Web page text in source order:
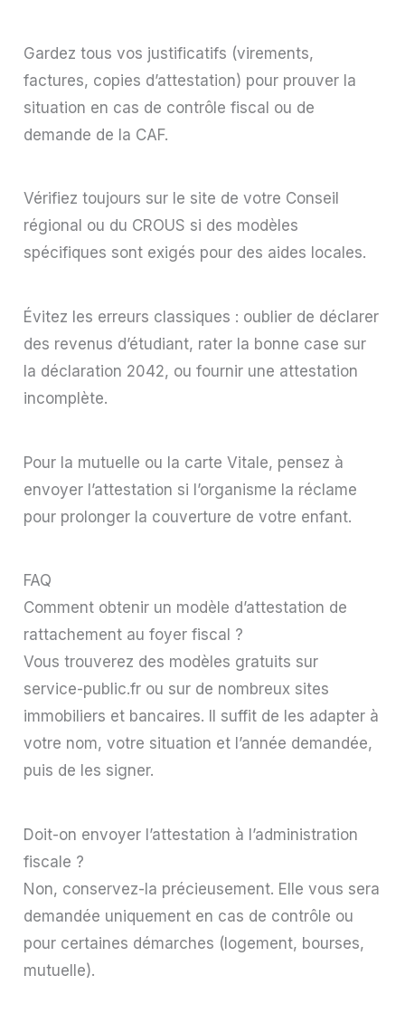
Gardez tous vos justificatifs (virements,
factures, copies d’attestation) pour prouver la
situation en cas de contrôle fiscal ou de
demande de la CAF.
Vérifiez toujours sur le site de votre Conseil
régional ou du CROUS si des modèles
spécifiques sont exigés pour des aides locales.
Évitez les erreurs classiques : oublier de déclarer
des revenus d’étudiant, rater la bonne case sur
la déclaration 2042, ou fournir une attestation
incomplète.
Pour la mutuelle ou la carte Vitale, pensez à
envoyer l’attestation si l’organisme la réclame
pour prolonger la couverture de votre enfant.
FAQ
Comment obtenir un modèle d’attestation de
rattachement au foyer fiscal ?
Vous trouverez des modèles gratuits sur
service-public.fr ou sur de nombreux sites
immobiliers et bancaires. Il suffit de les adapter à
votre nom, votre situation et l’année demandée,
puis de les signer.
Doit-on envoyer l’attestation à l’administration
fiscale ?
Non, conservez-la précieusement. Elle vous sera
demandée uniquement en cas de contrôle ou
pour certaines démarches (logement, bourses,
mutuelle).